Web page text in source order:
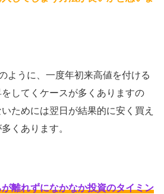
ように、一度年初来高値を付ける
してくケースが多くありますの
ためには翌日が結果的に安く買え
くあります。
離れずになかなか投資のタイミン